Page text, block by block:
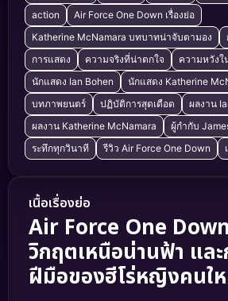
action
Air Force One Down เรื่องย่อ
Katherine McNamara บทบาทน่าจับตามอง
การแสดง
ความจริงที่น่าตกใจ
ความหวัง
นักแสดง Ian Bohen
นักแสดง Katherine
บทภาพยนตร์
ปฏิบัติการสุดเดือด
ผลงาน
ผลงาน Katherine McNamara
ผู้กำกับ
ระทึกทุกวินาที
รีวิว Air Force One Down
เนื้อเรื่องย่อ
Air Force One
วิกฤตเหนือน่านฟ้า แล
ฝีมือของฮีโร่หญิงคนใ